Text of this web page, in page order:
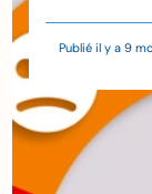
Publié il y a 9